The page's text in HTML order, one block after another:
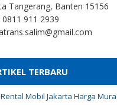
Tangerang, Banten 15156
0811 911 2939
TERBARU
Rental Mobil Jakarta Harga